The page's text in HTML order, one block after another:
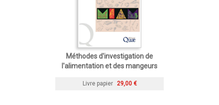
Méthodes d'investigation de
l'alimentation et des mangeurs
Livre papier 29,00 €